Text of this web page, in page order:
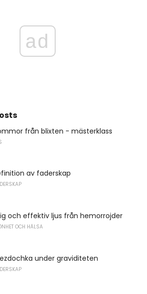
ad
från blixten - mästerklass
av faderskap
och effektiv ljus från hemorrojder
OCH HÄLSA
under graviditeten